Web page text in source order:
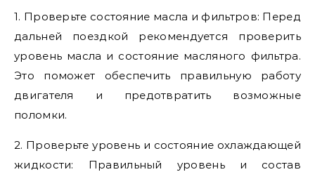
1. Проверьте состояние масла и фильтров: Перед
дальней поездкой рекомендуется проверить
уровень масла и состояние масляного фильтра.
Это поможет обеспечить правильную работу
двигателя и предотвратить возможные
поломки.
2. Проверьте уровень и состояние охлаждающей
жидкости: Правильный уровень и состав